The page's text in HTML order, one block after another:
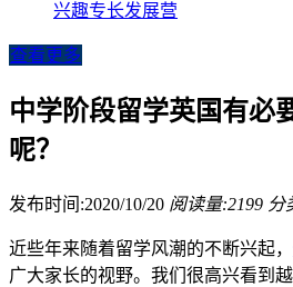
兴趣专长发展营
查看更多
中学阶段留学英国有必
呢？
发布时间:2020/10/20 阅读量:2199 分
近些年来随着留学风潮的不断兴起，
广大家长的视野。我们很高兴看到